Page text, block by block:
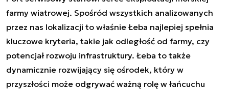
farmy wiatrowej. Spośród wszystkich analizowanych
przez nas lokalizacji to właśnie Łeba najlepiej spełnia
kluczowe kryteria, takie jak odległość od farmy, czy
potencjał rozwoju infrastruktury. Łeba to także
dynamicznie rozwijający się ośrodek, który w
przyszłości może odgrywać ważną rolę w łańcuchu